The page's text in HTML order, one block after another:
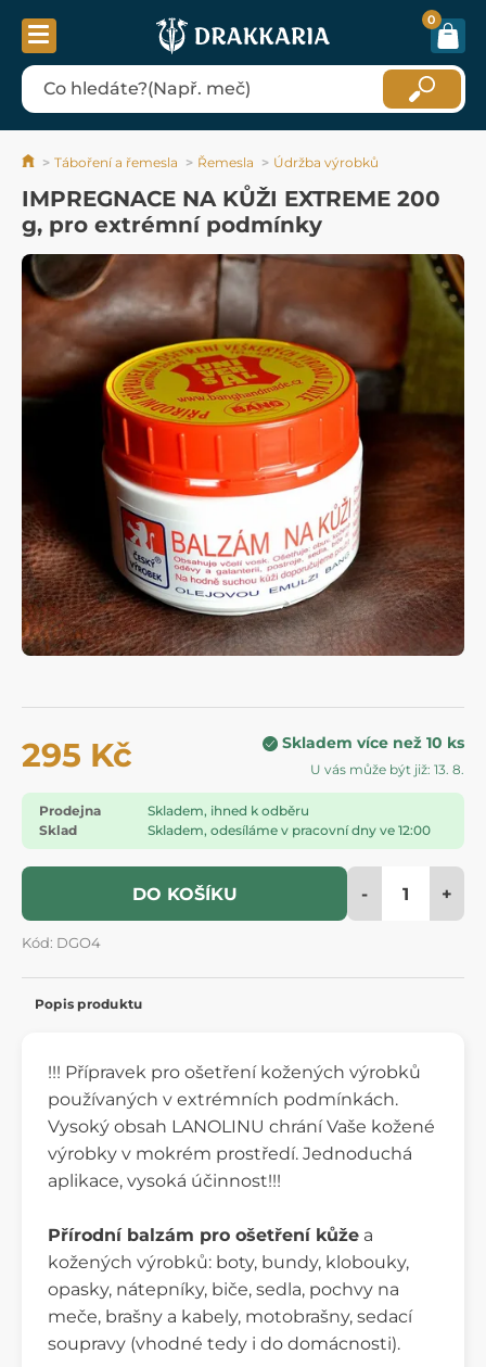
0
Táboření a řemesla Řemesla Údržba výrobků
IMPREGNACE NA KŮŽI EXTREME 200
g, pro extrémní podmínky
295 Kč Skladem více než 10 ks
U vás může být již: 13. 8.
Prodejna
Skladem, ihned k odběru
Sklad
Skladem, odesíláme v pracovní dny ve 12:00
DO KOŠÍKU - +
Kód: DGO4
Popis produktu
!!! Přípravek pro ošetření kožených výrobků
používaných v extrémních podmínkách.
Vysoký obsah LANOLINU chrání Vaše kožené
výrobky v mokrém prostředí. Jednoduchá
aplikace, vysoká účinnost!!!
Přírodní balzám pro ošetření kůže a
kožených výrobků: boty, bundy, klobouky,
opasky, nátepníky, biče, sedla, pochvy na
meče, brašny a kabely, motobrašny, sedací
soupravy (vhodné tedy i do domácnosti).